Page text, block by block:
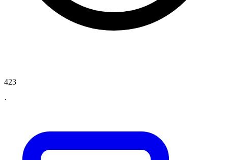
423
·